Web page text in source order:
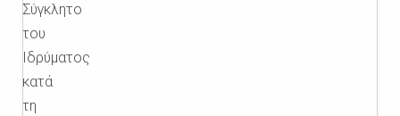
Σύγκλητο
του
Ιδρύματος
κατά
τη